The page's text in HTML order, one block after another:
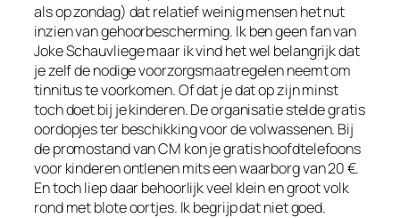
als op zondag) dat relatief weinig mensen het nut
inzien van gehoorbescherming. Ik ben geen fan van
Joke Schauvliege maar ik vind het wel belangrijk dat
je zelf de nodige voorzorgsmaatregelen neemt om
tinnitus te voorkomen. Of dat je dat op zijn minst
toch doet bij je kinderen. De organisatie stelde gratis
oordopjes ter beschikking voor de volwassenen. Bij
de promostand van CM kon je gratis hoofdtelefoons
voor kinderen ontlenen mits een waarborg van 20 €.
En toch liep daar behoorlijk veel klein en groot volk
rond met blote oortjes. Ik begrijp dat niet goed.